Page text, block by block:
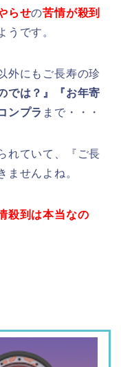
らせの苦情が殺到
うです。
外にもご長寿の珍
では？』『お年寄
ンプラ まで・・・
れていて、『ご長
ませんよね。
殺到は本当なの